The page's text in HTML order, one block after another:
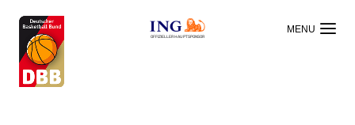
OFFIZIELLER HAUPTSPONSOR